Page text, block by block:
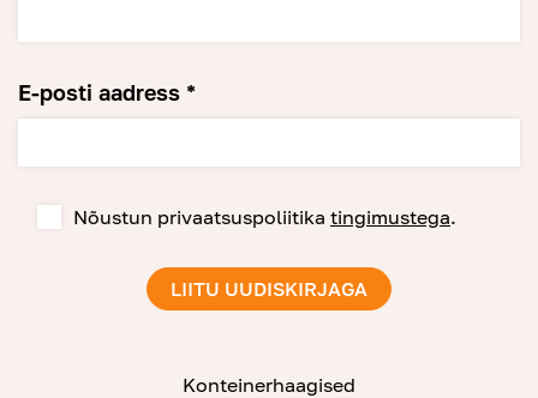
E-posti aadress *
Nõustun privaatsuspoliitika tingimustega.
Konteinerhaagised